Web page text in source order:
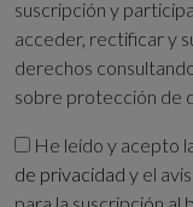
suscripción y
acceder, rectificar y
derechos
sobre protección de
He leído y acepto
de privacidad y el
para la suscripción al